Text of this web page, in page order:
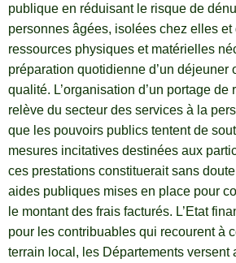
publique en réduisant le risque de
personnes âgées, isolées chez elles
ressources physiques et matérielles
préparation quotidienne d’un déjeuner
qualité. L’organisation d’un portage de
relève du secteur des services à la
que les pouvoirs publics tentent de
mesures incitatives destinées aux
ces prestations constituerait sans
aides publiques mises en place pour
le montant des frais facturés. L’Etat
pour les contribuables qui recourent à
terrain local, les Départements versent